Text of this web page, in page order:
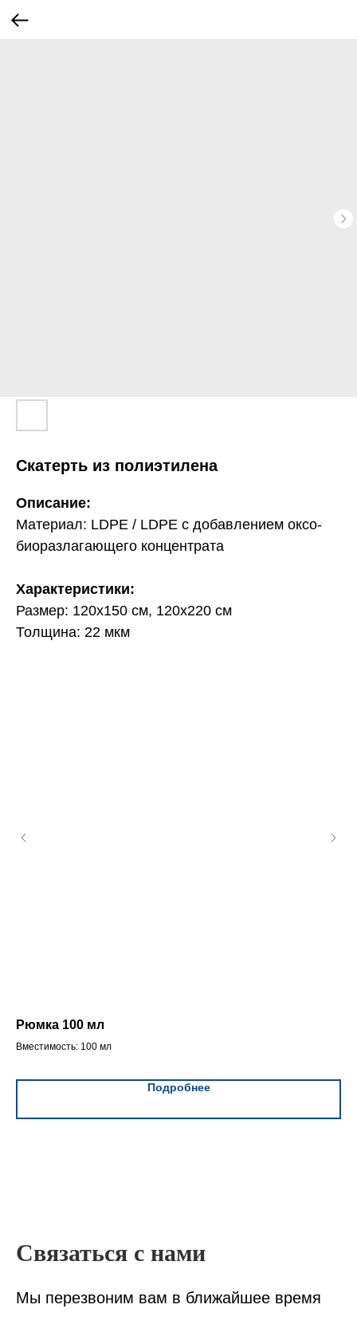
Скатерть из полиэтилена
Описание:
Материал: LDPE / LDPE с добавлением оксо-
биоразлагающего концентрата
Характеристики:
Размер: 120х150 см, 120х220 см
Толщина: 22 мкм
Рюмка 100 мл
Вместимость: 100 мл
Подробнее
Связаться с нами
Мы перезвоним вам в ближайшее время